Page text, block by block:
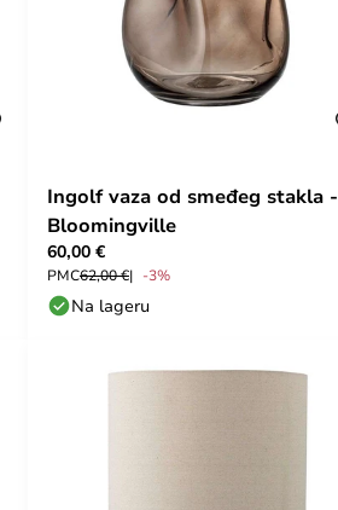
Ingolf vaza od smeđeg stakla -
Bloomingville
60,00 €
PMC62,00 € -3%
Na lageru